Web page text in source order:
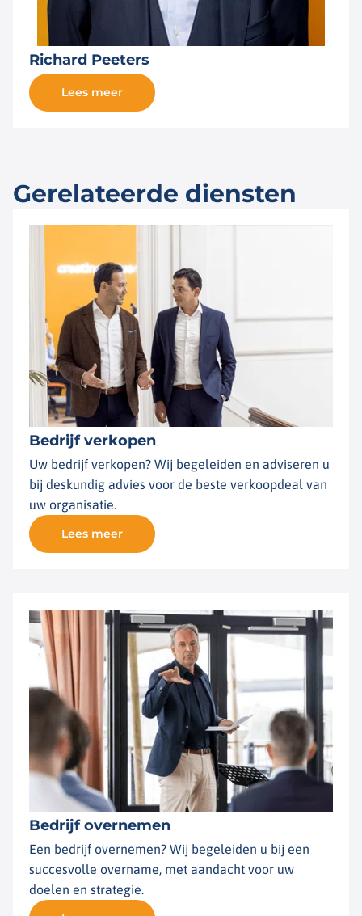
Richard Peeters
Lees meer
Gerelateerde diensten
Bedrijf verkopen
Uw bedrijf verkopen? Wij begeleiden en adviseren u
bij deskundig advies voor de beste verkoopdeal van
uw organisatie.
Lees meer
Bedrijf overnemen
Een bedrijf overnemen? Wij begeleiden u bij een
succesvolle overname, met aandacht voor uw
doelen en strategie.